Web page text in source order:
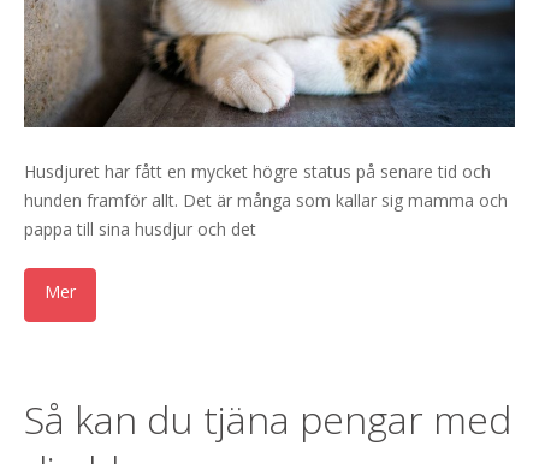
Husdjuret har fått en mycket högre status på senare tid och
hunden framför allt. Det är många som kallar sig mamma och
pappa till sina husdjur och det
Så kan du tjäna pengar med